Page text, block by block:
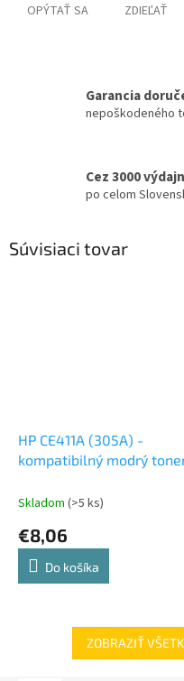
OPÝTAŤ SA ZDIEĽAŤ
Garancia
nepoškodeného
Cez 3000
po celom
Súvisiaci tovar
HP CE411A (305A) -
kompatibilný modrý
Skladom (>5 ks)
€8,06
Do košíka
ZOBRAZIŤ